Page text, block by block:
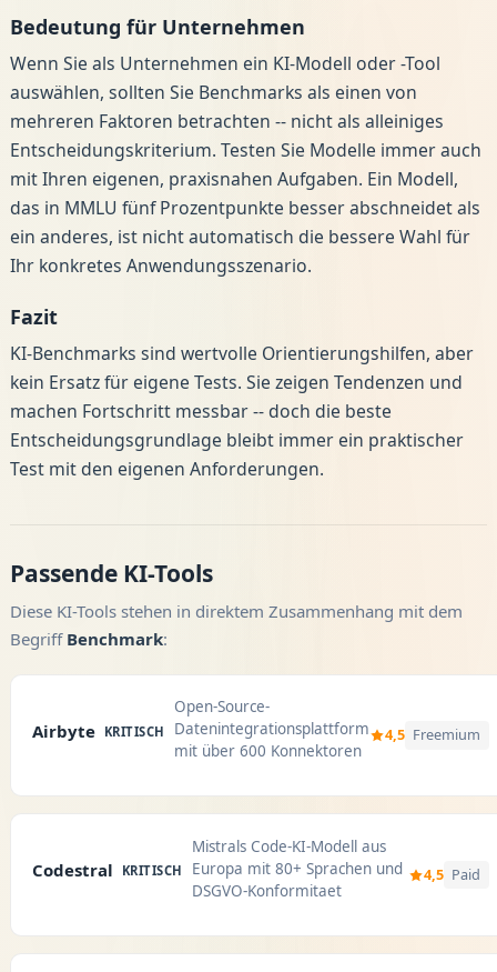
Bedeutung für Unternehmen
Wenn Sie als Unternehmen ein KI-Modell oder -Tool
auswählen, sollten Sie Benchmarks als einen von
mehreren Faktoren betrachten -- nicht als alleiniges
Entscheidungskriterium. Testen Sie Modelle immer auch
mit Ihren eigenen, praxisnahen Aufgaben. Ein Modell,
das in MMLU fünf Prozentpunkte besser abschneidet als
ein anderes, ist nicht automatisch die bessere Wahl für
Ihr konkretes Anwendungsszenario.
Fazit
KI-Benchmarks sind wertvolle Orientierungshilfen, aber
kein Ersatz für eigene Tests. Sie zeigen Tendenzen und
machen Fortschritt messbar -- doch die beste
Entscheidungsgrundlage bleibt immer ein praktischer
Test mit den eigenen Anforderungen.
Passende KI-Tools
Diese KI-Tools stehen in direktem Zusammenhang mit dem
Begriff Benchmark:
Airbyte KRITISCH
Open-Source-
Datenintegrationsplattform
mit über 600 Konnektoren
4,5 Freemium
Codestral KRITISCH
Mistrals Code-KI-Modell aus
Europa mit 80+ Sprachen und
DSGVO-Konformitaet
4,5 Paid